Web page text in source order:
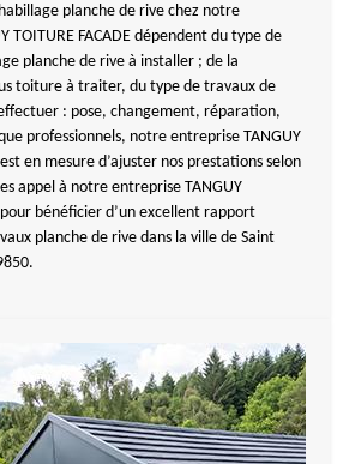
planche de rive chez notre
TOITURE FACADE dépendent du type de
planche de rive à installer ; de la
toiture à traiter, du type de travaux de
: pose, changement, réparation,
professionnels, notre entreprise TANGUY
est en mesure d’ajuster nos prestations selon
appel à notre entreprise TANGUY
pour bénéficier d’un excellent rapport
planche de rive dans la ville de Saint